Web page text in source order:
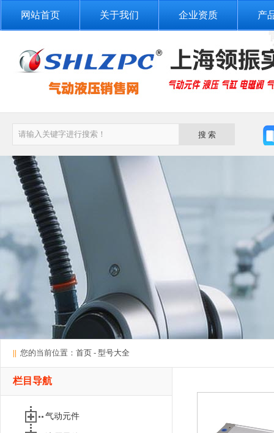
网站首页 关于我们 企业资质 产
|| 您的当前位置： 首页 - 型号大全
栏目导航
气动元件